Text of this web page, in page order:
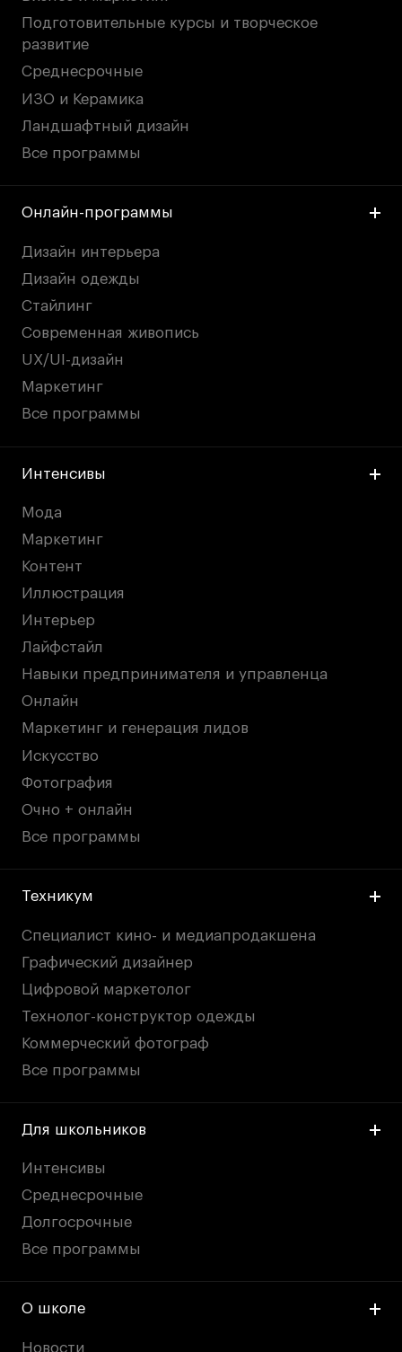
Подготовительные курсы и творческое
развитие
Среднесрочные
ИЗО и Керамика
Ландшафтный дизайн
Все программы
Онлайн-программы
Дизайн интерьера
Дизайн одежды
Стайлинг
Современная живопись
UX/UI-дизайн
Маркетинг
Все программы
Интенсивы
Мода
Маркетинг
Контент
Иллюстрация
Интерьер
Лайфстайл
Навыки предпринимателя и управленца
Онлайн
Маркетинг и генерация лидов
Искусство
Фотография
Очно + онлайн
Все программы
Техникум
Специалист кино- и медиапродакшена
Графический дизайнер
Цифровой маркетолог
Технолог-конструктор одежды
Коммерческий фотограф
Все программы
Для школьников
Интенсивы
Среднесрочные
Долгосрочные
Все программы
О школе
Новости